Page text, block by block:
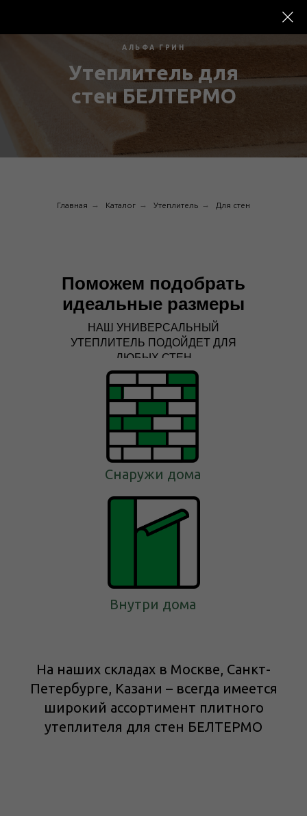
Утеплитель для
стен БЕЛТЕРМО
АЛЬФА ГРИН
Главная → Каталог → Утеплитель → Для стен
Поможем подобрать
идеальные размеры
НАШ УНИВЕРСАЛЬНЫЙ
УТЕПЛИТЕЛЬ ПОДОЙДЕТ ДЛЯ
ЛЮБЫХ СТЕН
Внутри дома
Снаружи дома
На наших складах в Москве, Санкт-
Петербурге, Казани – всегда имеется
широкий ассортимент плитного
утеплителя для стен БЕЛТЕРМО